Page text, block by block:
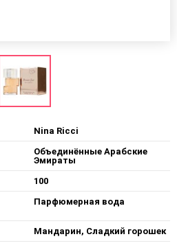
Nina Ricci
Объединённые Арабские
Эмираты
100
Парфюмерная вода
Мандарин, Сладкий горошек